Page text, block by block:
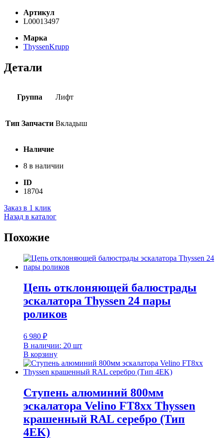
Артикул
L00013497
Марка
ThyssenKrupp
Детали
Группа Лифт
Тип Запчасти Вкладыш
Наличие
8 в наличии
ID
18704
Заказ в 1 клик
Назад в каталог
Похожие
Цепь отклоняющей балюстрады
эскалатора Thyssen 24 пары
роликов
6 980 ₽
В наличии: 20 шт
В корзину
Ступень алюминий 800мм
эскалатора Velino FT8xx Thyssen
крашенный RAL серебро (Тип
4EK)